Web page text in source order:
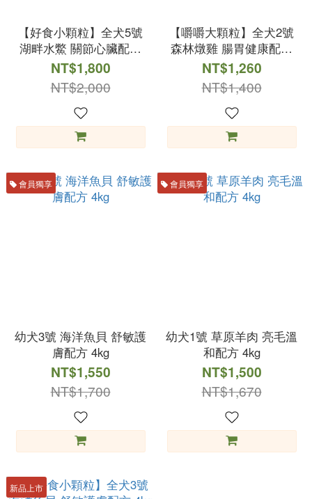
【好食小顆粒】全犬5號
湖畔水鱉 關節心臟配方
4kg
NT$1,800
NT$2,000
【嚼嚼大顆粒】全犬2號
森林燉雞 腸胃健康配方
4kg
NT$1,260
NT$1,400
會員獨享
幼犬3號 海洋魚貝 舒敏護
膚配方 4kg
NT$1,550
NT$1,700
會員獨享
幼犬1號 草原羊肉 亮毛溫
和配方 4kg
NT$1,500
NT$1,670
新品上市